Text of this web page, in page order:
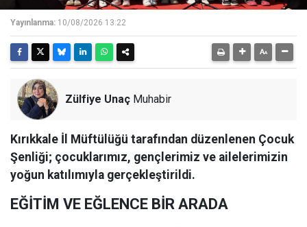
Yayınlanma: 10/08/2026 13:22
Zülfiye Unaç Muhabir
Kırıkkale İl Müftülüğü tarafından düzenlenen Çocuk
Şenliği; çocuklarımız, gençlerimiz ve ailelerimizin
yoğun katılımıyla gerçekleştirildi.
EĞİTİM VE EĞLENCE BİR ARADA